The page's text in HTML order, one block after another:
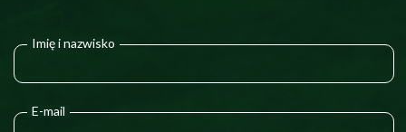
Imię i nazwisko
E-mail